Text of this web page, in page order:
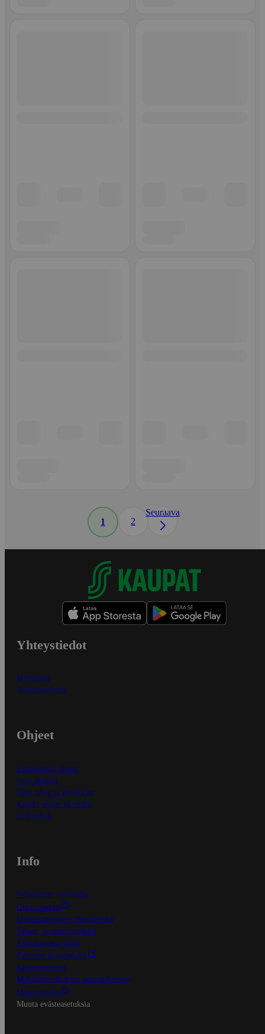
1 2
Seuraava
Yhteystiedot
Myymälät
Asiakaspalvelu
Ohjeet
Ensitilaajan ohjeet
Näin maksat
Näin tilaat ja muokkaat
Kaikki ohjeet ja vinkit
In English
Info
S-Business yrityksille
Oiva-raportit
Osuuskauppojen yhteystiedot
Tilaus- ja toimitusehdot
Tietosuojakäytäntö
Palvelun käyttöehdot
Saavutettavuus
Mobiilisovelluksen saavutettavuus
Mainostajalle
Muuta evästeasetuksia